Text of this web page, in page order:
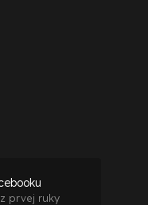
prvej ruky